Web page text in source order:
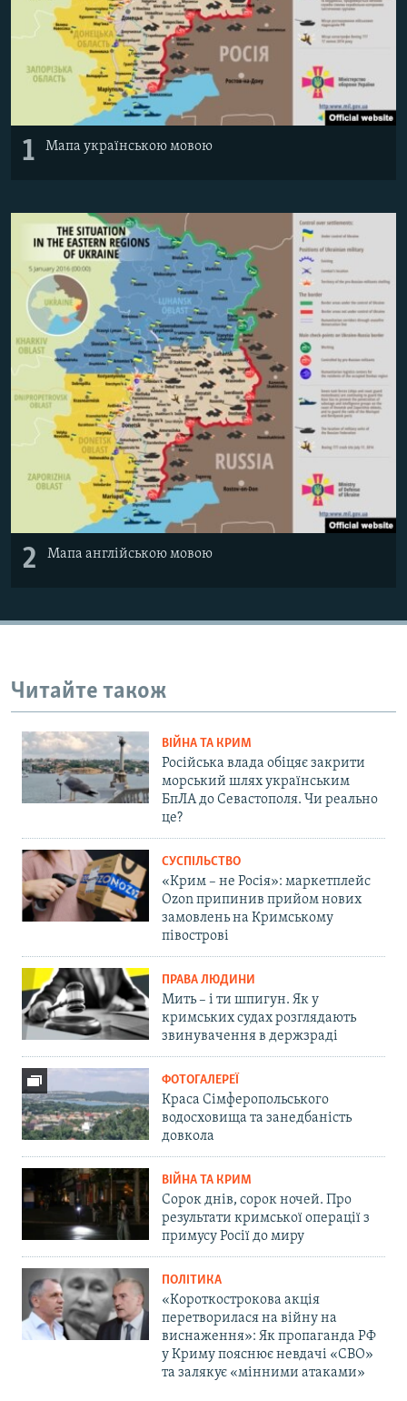
1 Мапа українською мовою
2 Мапа англійською мовою
Читайте також
ВІЙНА ТА КРИМ
Російська влада обіцяє закрити
морський шлях українським
БпЛА до Севастополя. Чи реально
це?
СУСПІЛЬСТВО
«Крим – не Росія»: маркетплейс
Ozon припинив прийом нових
замовлень на Кримському
півострові
ПРАВА ЛЮДИНИ
Мить – і ти шпигун. Як у
кримських судах розглядають
звинувачення в держзраді
ФОТОГАЛЕРЕЇ
Краса Сімферопольського
водосховища та занедбаність
довкола
ВІЙНА ТА КРИМ
Сорок днів, сорок ночей. Про
результати кримської операції з
примусу Росії до миру
ПОЛІТИКА
«Короткострокова акція
перетворилася на війну на
виснаження»: Як пропаганда РФ
у Криму пояснює невдачі «СВО»
та залякує «мінними атаками»